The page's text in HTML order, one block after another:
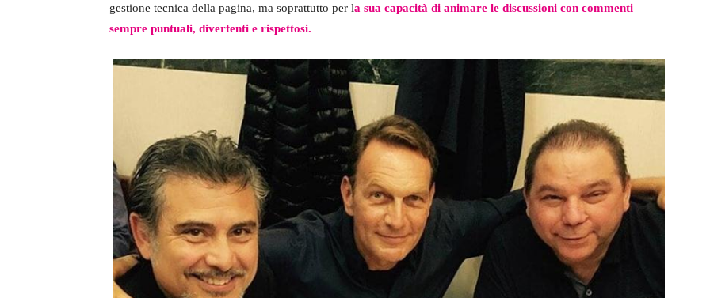
gestione tecnica della pagina, ma soprattutto per la sua capacità di animare le discussioni con commenti
sempre puntuali, divertenti e rispettosi.